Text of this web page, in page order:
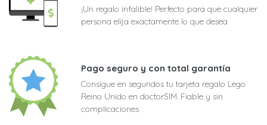
¡Un regalo infalible! Perfecto para que cualquier
persona elija exactamente lo que desea
Pago seguro y con total garantía
Consigue en segundos tu tarjeta regalo Lego
Reino Unido en doctorSIM. Fiable y sin
complicaciones